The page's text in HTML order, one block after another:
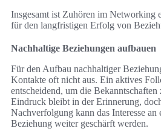
Insgesamt ist Zuhören im Networking
für den langfristigen Erfolg von
Nachhaltige Beziehungen aufbauen
Für den Aufbau nachhaltiger
Kontakte oft nicht aus. Ein aktives
entscheidend, um die
Eindruck bleibt in der Erinnerung,
Nachverfolgung kann das Interesse an
Beziehung weiter geschärft werden.